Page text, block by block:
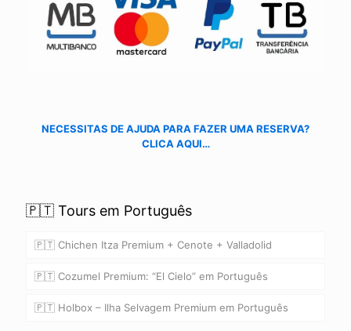
NECESSITAS DE AJUDA PARA FAZER UMA RESERVA?
CLICA AQUI…
🇵🇹 Tours em Português
🇵🇹 Chichen Itza Premium + Cenote + Valladolid
🇵🇹 Cozumel Premium: “El Cielo” em Português
🇵🇹 Holbox – Ilha Selvagem Premium em Português